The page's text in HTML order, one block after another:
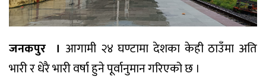
जनकपुर । आगामी २४ घण्टामा देशका केही ठाउँमा अति
भारी र धेरै भारी वर्षा हुने पूर्वानुमान गरिएको छ ।